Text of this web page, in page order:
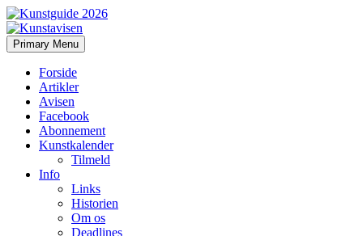
Kunstavisen
Search
Primary Menu Skip
to
Forside
Artikler
Avisen
Facebook
Abonnement
Kunstkalender
Tilmeld
Info
Links
Historien
Om os
Deadlines